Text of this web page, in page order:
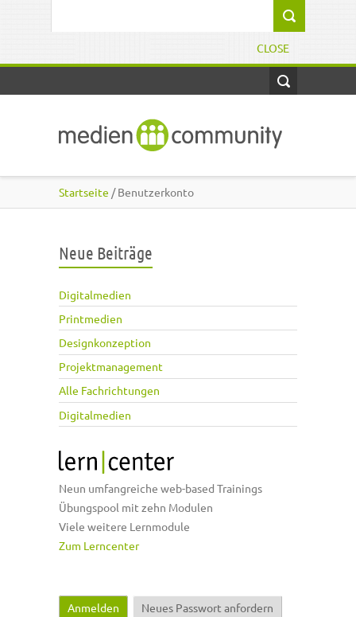
CLOSE
Startseite / Benutzerkonto
Neue Beiträge
Digitalmedien
Printmedien
Designkonzeption
Projektmanagement
Alle Fachrichtungen
Digitalmedien
Neun umfangreiche web-based Trainings
Übungspool mit zehn Modulen
Viele weitere Lernmodule
Zum Lerncenter
Anmelden (aktiver Reiter)
Neues Passwort anfordern